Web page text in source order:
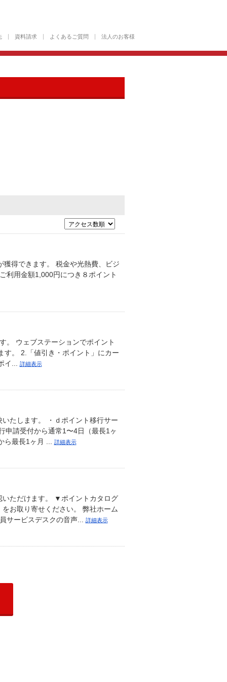
資料請求 よくあるご質問 法人のお客様
得できます。 税金や光熱費、ビジ
利用金額1,000円につき８ポイント
。 ウェブステーションでポイント
す。 2.「値引き・ポイント」にカー
イ...
詳細表示
たします。 ・ｄポイント移行サー
請受付から通常1〜4日（最長1ヶ
ら最長1ヶ月 ...
詳細表示
いただけます。 ▼ポイントカタログ
お取り寄せください。 弊社ホーム
サービスデスクの音声...
詳細表示